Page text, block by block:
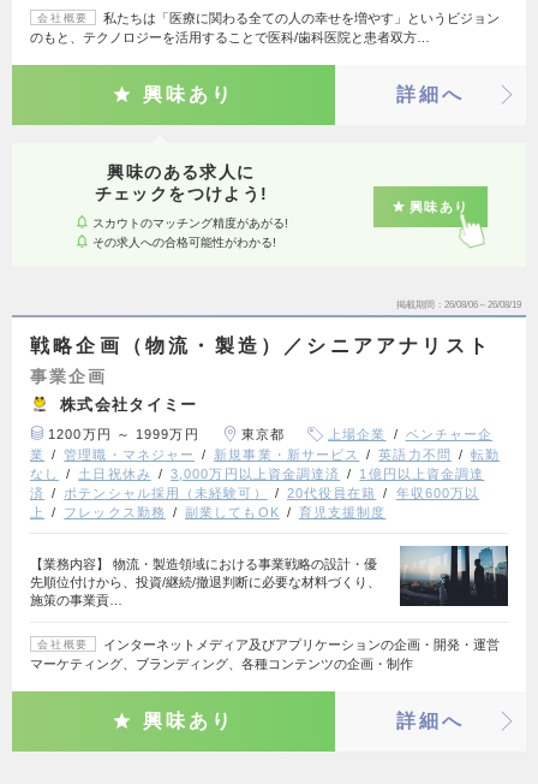
会社概要
私たちは「医療に関わる全ての人の幸せを増やす」というビジョン
のもと、テクノロジーを活用することで医科/歯科医院と患者双方…
興味あり 詳細へ
興味のある求人に
チェックをつけよう!
スカウトのマッチング精度があがる!
その求人への合格可能性がわかる!
興味あり
掲載期間 26/08/06～26/08/19
戦略企画（物流・製造）／シニアアナリスト
事業企画
株式会社タイミー
1200万円 ～ 1999万円 東京都 上場企業
ベンチャー企
業
管理職・マネジャー 新規事業・新サービス 英語力不問
転勤
なし
土日祝休み 3,000万円以上資金調達済
1億円以上資金調達
済
ポテンシャル採用（未経験可） 20代役員在籍
年収600万以
上
フレックス勤務 副業してもOK 育児支援制度
【業務内容】 物流・製造領域における事業戦略の設計・優
先順位付けから、投資/継続/撤退判断に必要な材料づくり、
施策の事業貢…
会社概要
インターネットメディア及びアプリケーションの企画・開発・運営
マーケティング、ブランディング、各種コンテンツの企画・制作
興味あり 詳細へ